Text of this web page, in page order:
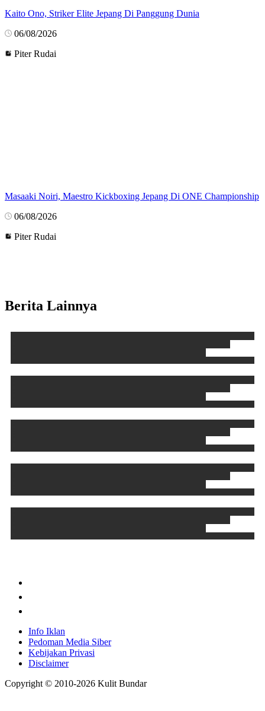
Kaito Ono, Striker Elite Jepang Di Panggung Dunia
06/08/2026
Piter Rudai
Masaaki Noiri, Maestro Kickboxing Jepang Di ONE Championship
06/08/2026
Piter Rudai
Berita Lainnya
Info Iklan
Pedoman Media Siber
Kebijakan Privasi
Disclaimer
Copyright © 2010-2026 Kulit Bundar